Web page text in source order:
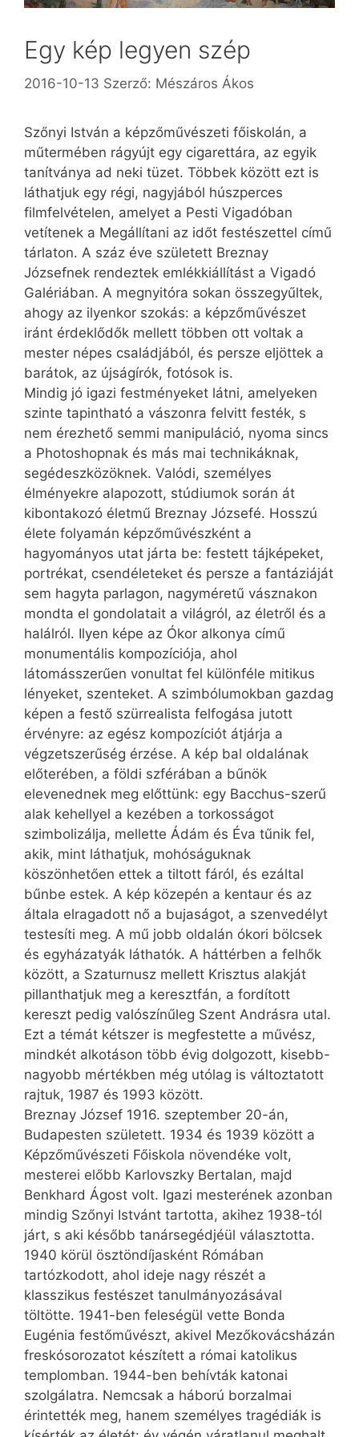
Egy kép legyen szép
2016-10-13 Szerző: Mészáros Ákos
Szőnyi István a képzőművészeti főiskolán, a
műtermében rágyújt egy cigarettára, az egyik
tanítványa ad neki tüzet. Többek között ezt is
láthatjuk egy régi, nagyjából húszperces
filmfelvételen, amelyet a Pesti Vigadóban
vetítenek a Megállítani az időt festészettel című
tárlaton. A száz éve született Breznay
Józsefnek rendeztek emlékkiállítást a Vigadó
Galériában. A megnyitóra sokan összegyűltek,
ahogy az ilyenkor szokás: a képzőművészet
iránt érdeklődők mellett többen ott voltak a
mester népes családjából, és persze eljöttek a
barátok, az újságírók, fotósok is.
Mindig jó igazi festményeket látni, amelyeken
szinte tapintható a vászonra felvitt festék, s
nem érezhető semmi manipuláció, nyoma sincs
a Photoshopnak és más mai technikáknak,
segédeszközöknek. Valódi, személyes
élményekre alapozott, stúdiumok során át
kibontakozó életmű Breznay Józsefé. Hosszú
élete folyamán képzőművészként a
hagyományos utat járta be: festett tájképeket,
portrékat, csendéleteket és persze a fantáziáját
sem hagyta parlagon, nagyméretű vásznakon
mondta el gondolatait a világról, az életről és a
halálról. Ilyen képe az Ókor alkonya című
monumentális kompozíciója, ahol
látomásszerűen vonultat fel különféle mitikus
lényeket, szenteket. A szimbólumokban gazdag
képen a festő szürrealista felfogása jutott
érvényre: az egész kompozíciót átjárja a
végzetszerűség érzése. A kép bal oldalának
előterében, a földi szférában a bűnök
elevenednek meg előttünk: egy Bacchus-szerű
alak kehellyel a kezében a torkosságot
szimbolizálja, mellette Ádám és Éva tűnik fel,
akik, mint láthatjuk, mohóságuknak
köszönhetően ettek a tiltott fáról, és ezáltal
bűnbe estek. A kép közepén a kentaur és az
általa elragadott nő a bujaságot, a szenvedélyt
testesíti meg. A mű jobb oldalán ókori bölcsek
és egyházatyák láthatók. A háttérben a felhők
között, a Szaturnusz mellett Krisztus alakját
pillanthatjuk meg a keresztfán, a fordított
kereszt pedig valószínűleg Szent Andrásra utal.
Ezt a témát kétszer is megfestette a művész,
mindkét alkotáson több évig dolgozott, kisebb-
nagyobb mértékben még utólag is változtatott
rajtuk, 1987 és 1993 között.
Breznay József 1916. szeptember 20-án,
Budapesten született. 1934 és 1939 között a
Képzőművészeti Főiskola növendéke volt,
mesterei előbb Karlovszky Bertalan, majd
Benkhard Ágost volt. Igazi mesterének azonban
mindig Szőnyi Istvánt tartotta, akihez 1938-tól
járt, s aki később tanársegédjéül választotta.
1940 körül ösztöndíjasként Rómában
tartózkodott, ahol ideje nagy részét a
klasszikus festészet tanulmányozásával
töltötte. 1941-ben feleségül vette Bonda
Eugénia festőművészt, akivel Mezőkovácsházán
freskósorozatot készített a római katolikus
templomban. 1944-ben behívták katonai
szolgálatra. Nemcsak a háború borzalmai
érintették meg, hanem személyes tragédiák is